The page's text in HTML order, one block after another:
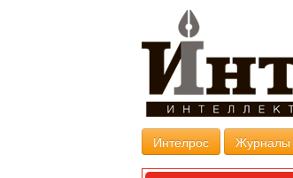
Интелрос Журналы